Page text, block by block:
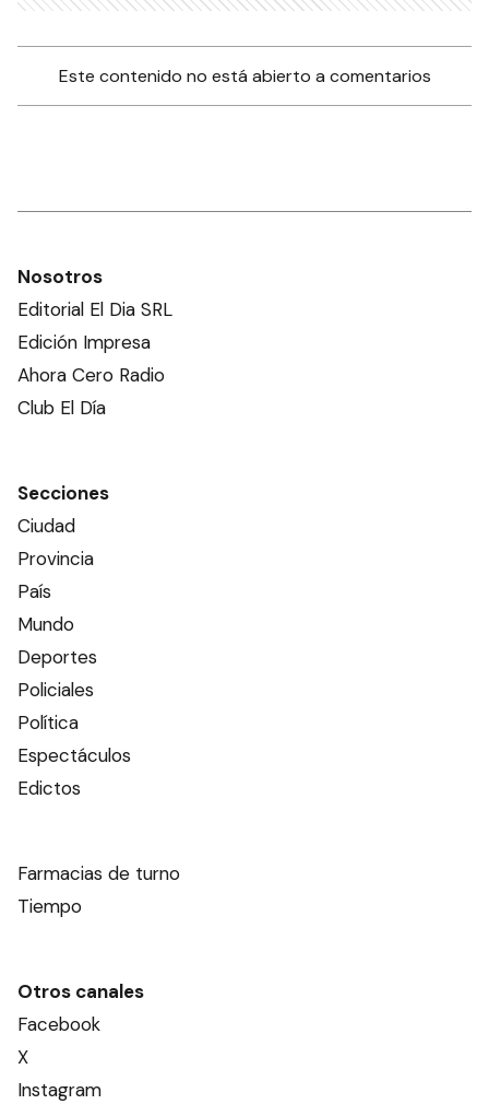
Este contenido no está abierto a comentarios
Nosotros
Editorial El Dia SRL
Edición Impresa
Ahora Cero Radio
Club El Día
Secciones
Ciudad
Provincia
País
Mundo
Deportes
Policiales
Política
Espectáculos
Edictos
Farmacias de turno
Tiempo
Otros canales
Facebook
X
Instagram